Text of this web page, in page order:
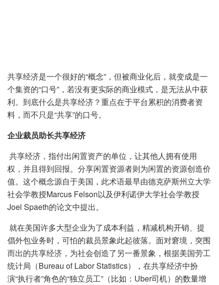
共享经济是一个很好的“概念”，但被商业化后，就变成是一
个集资的“口号”，若没有更实际的商业模式，是无法从中获
利。到底什么是共享经济？重点在于平台累积的消费者资
料，而不只是“共享”的口号。
企业裁员助长共享经济
共享经济，指付出闲置资产的单位，让其他人拥有使用
权，并且得到回报。分享闲置资源者则为闲置的资源创造价
值。这个概念源自于美国，此术语最早由德克萨斯州立大学
社会学教授Marcus Felson以及伊利诺伊大学社会学教授
Joel Spaeth的论文中提出。
就在美国许多大型企业为了成本利益，精减机构开销、提
倡外包业务时，可怕的裁员景象此起彼落。面对窘境，突围
而出的共享经济，为社会创造了另一番景象，根据美国劳工
统计局（Bureau of Labor Statistics），在共享经济中扮
演“执行者”角色的“独立员工”（比如：Uber司机）的数量增